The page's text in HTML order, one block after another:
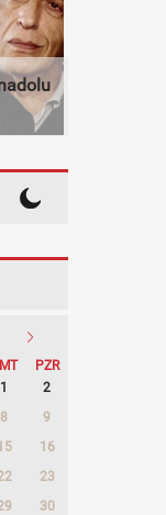
PZR
1
2
8
9
16
23
30